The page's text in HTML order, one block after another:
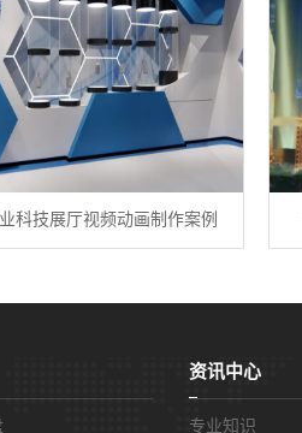
科技展厅视频动画制作案例
资讯中心
专业知识